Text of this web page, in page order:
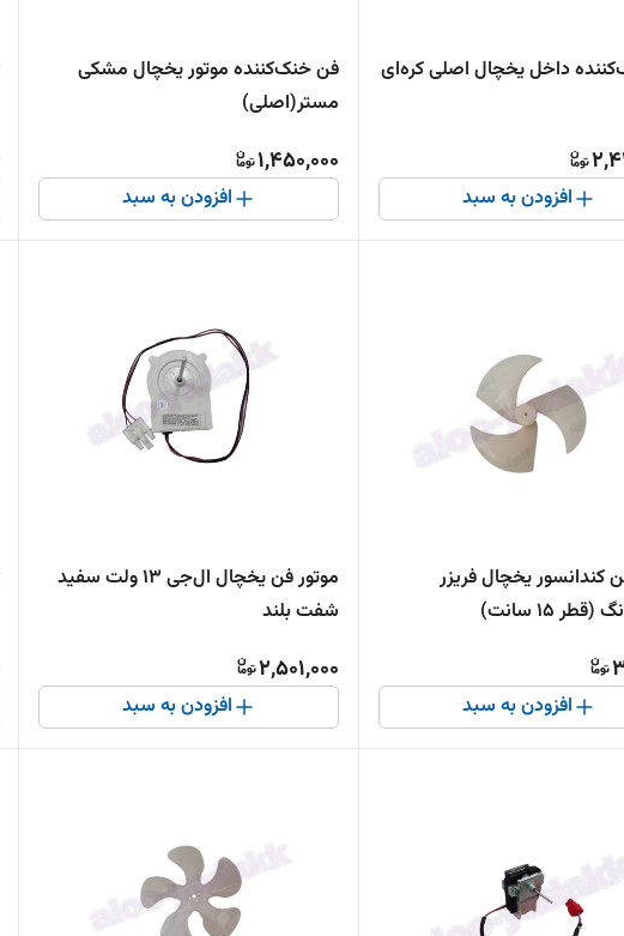
داخل یخچال اصلی کره‌ای
افزودن به سبد
فن خنک‌کننده موتور یخچال مشکی
مستر(اصلی)
1,450,000
افزودن به سبد
کندانسور یخچال فریزر
۱۵ سانت)
افزودن به سبد
موتور فن یخچال ال‌جی 13 ولت سفید
شفت بلند
2,501,000
افزودن به سبد